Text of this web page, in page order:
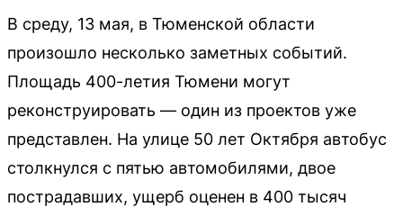
В среду, 13 мая, в Тюменской области
произошло несколько заметных событий.
Площадь 400-летия Тюмени могут
реконструировать — один из проектов уже
представлен. На улице 50 лет Октября автобус
столкнулся с пятью автомобилями, двое
пострадавших, ущерб оценен в 400 тысяч